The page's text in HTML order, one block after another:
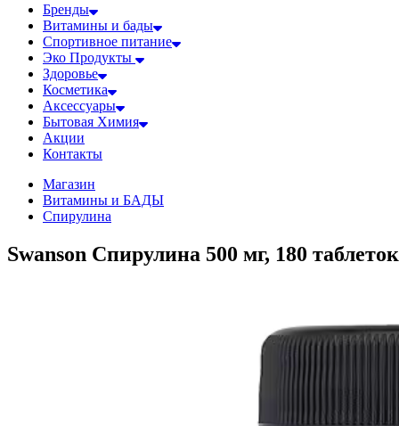
Бренды
Витамины и бады
Спортивное питание
Эко Продукты
Здоровье
Косметика
Аксессуары
Бытовая Химия
Акции
Контакты
Магазин
Витамины и БАДЫ
Спирулина
Swanson Спирулина 500 мг, 180 таблеток